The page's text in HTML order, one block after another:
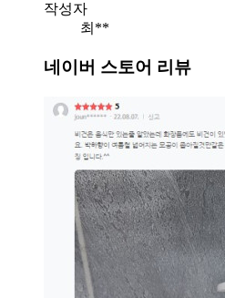
작성자
최**
네이버 스토어 리뷰